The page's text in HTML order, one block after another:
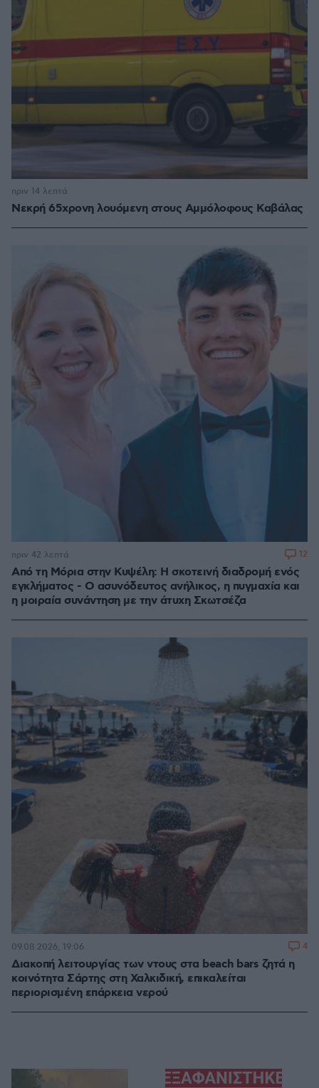
Νεκρή 65χρονη λουόμενη στους Αμμόλοφους Καβάλας
πριν 14 λεπτά
Από τη Μόρια στην Κυψέλη: Η σκοτεινή διαδρομή ενός
εγκλήματος - Ο ασυνόδευτος ανήλικος, η πυγμαχία και
η μοιραία συνάντηση με την άτυχη Σκωτσέζα
πριν 42 λεπτά 12
Διακοπή λειτουργίας των ντους στα beach bars ζητά η
κοινότητα Σάρτης στη Χαλκιδική, επικαλείται
περιορισμένη επάρκεια νερού
09.08.2026, 19:06 4